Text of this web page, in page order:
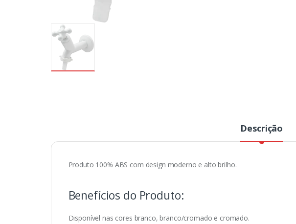
Descrição
Produto 100% ABS com design moderno e alto brilho.
Benefícios do Produto:
Disponível nas cores branco, branco/cromado e cromado.